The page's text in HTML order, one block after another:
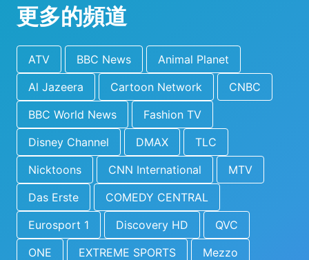
更多的頻道
ATV BBC News
Animal Planet
Al Jazeera
Cartoon Network
CNBC
BBC World News
Fashion TV
Disney Channel
DMAX
TLC
Nicktoons
CNN International
MTV
Das Erste
COMEDY CENTRAL
Eurosport 1
Discovery HD
QVC
ONE
EXTREME SPORTS
Mezzo